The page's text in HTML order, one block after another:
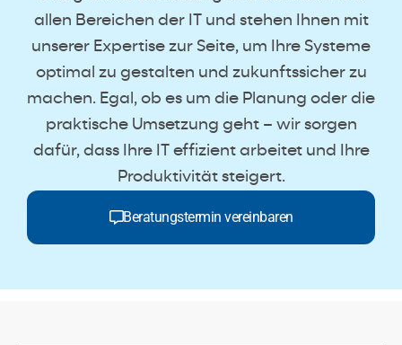
allen Bereichen der IT und stehen Ihnen mit
unserer Expertise zur Seite, um Ihre Systeme
optimal zu gestalten und zukunftssicher zu
machen. Egal, ob es um die Planung oder die
praktische Umsetzung geht – wir sorgen
dafür, dass Ihre IT effizient arbeitet und Ihre
Produktivität steigert.
Beratungstermin vereinbaren